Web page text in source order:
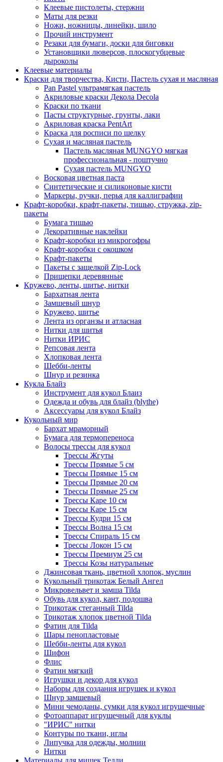
Клеевые пистолеты, стержни
Маты для резки
Ножи, ножницы, линейки, шило
Прочий инструмент
Резаки для бумаги, доски для биговки
Установщики люверсов, плоскогубцевые
дыроколы
Клеевые материалы
Краски для творчества, Кисти, Пастель сухая и масляная
Pan Pastel ультрамягкая пастель
Акриловые краски Декола Decola
Краски по ткани
Пасты структурные, грунты, лаки
Акриловая краска PentArt
Краска для росписи по шелку
Cухая и масляная пастель
Пастель масляная MUNGYO мягкая
профессиональная - поштучно
Сухая пастель MUNGYO
Восковая цветная паста
Синтетические и силиконовые кисти
Маркеры, ручки, перья для каллиграфии
Крафт-коробки, крафт-пакеты, тишью, стружка, zip-
пакеты
Бумага тишью
Декоративные наклейки
Крафт-коробки из микрогофры
Крафт-коробки с окошком
Крафт-пакеты
Пакеты с защелкой Zip-Lock
Прищепки деревянные
Кружево, ленты, шитье, нитки
Бархатная лента
Замшевый шнур
Кружево, шитье
Лента из органзы и атласная
Нитки для шитья
Нитки ИРИС
Репсовая лента
Хлопковая лента
Шебби-ленты
Шнур и резинка
Кукла Блайз
Инструмент для кукол Блаиз
Одежда и обувь для блайз (blythe)
Аксессуары для кукол Блайз
Кукольный мир
Бархат мраморный
Бумага для термопереноса
Волосы трессы для кукол
Трессы Жгуты
Трессы Прямые 5 см
Трессы Прямые 15 см
Трессы Прямые 20 см
Трессы Прямые 25 см
Трессы Каре 10 см
Трессы Каре 15 см
Трессы Кудри 15 см
Трессы Волна 15 см
Трессы Спираль 15 см
Трессы Локон 15 см
Трессы Премиум 25 см
Трессы Козы натуральные
Джинсовая ткань, цветной хлопок, муслин
Кукольный трикотаж Белый Ангел
Микровельвет и замша Tilda
Обувь для кукол, кант, подошва
Трикотаж стеганный Tilda
Трикотаж хлопок цветной Tilda
Фатин для Tilda
Шары пенопластовые
Шебби-ленты для кукол
Шифон
Флис
Фатин мягкий
Игрушки и декор для кукол
Наборы для создания игрушек и кукол
Шнур замшевый
Мини чемоданы, сумки для кукол игрушечные
Фотоаппарат игрушечный для куклы
"ИРИС" нитки
Контуры по ткани, иглы
Липучка для одежды, молнии
Нитки
Материалы для мишек Тедди